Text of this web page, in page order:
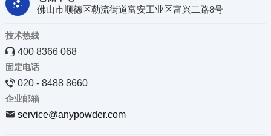

佛山市顺德区勒流街道富安工业区富兴二路8号
技术热线
 400 8366 068
固定电话
020 - 8488 8660
企业邮箱
 service@anypowder.com